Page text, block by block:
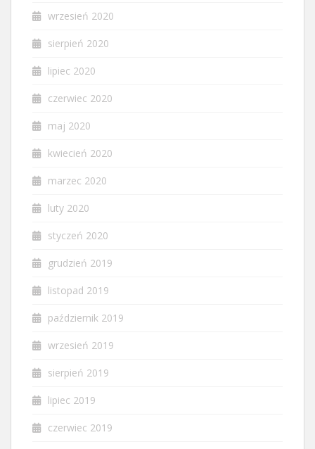
wrzesień 2020
sierpień 2020
lipiec 2020
czerwiec 2020
maj 2020
kwiecień 2020
marzec 2020
luty 2020
styczeń 2020
grudzień 2019
listopad 2019
październik 2019
wrzesień 2019
sierpień 2019
lipiec 2019
czerwiec 2019